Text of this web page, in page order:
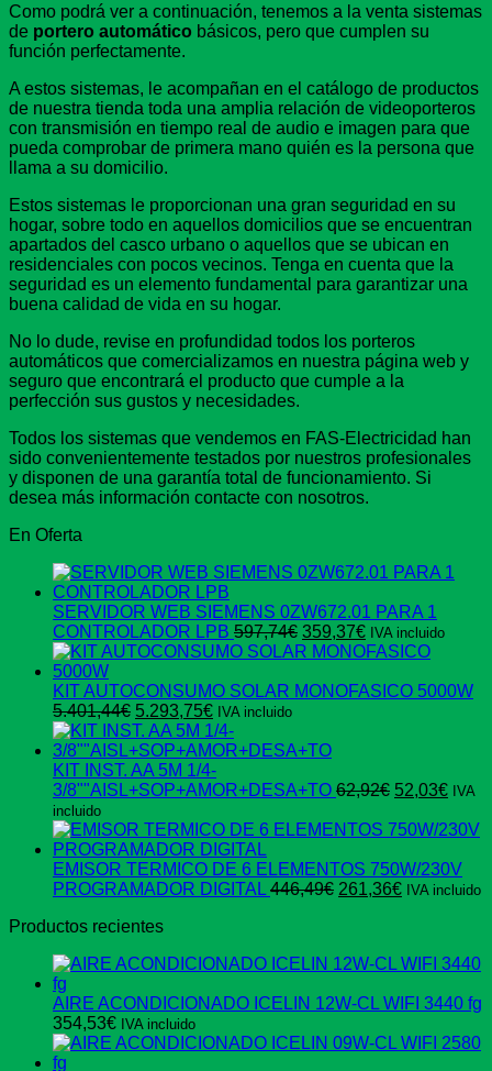
Como podrá ver a continuación, tenemos a la venta sistemas
de portero automático básicos, pero que cumplen su
función perfectamente.
A estos sistemas, le acompañan en el catálogo de productos
de nuestra tienda toda una amplia relación de videoporteros
con transmisión en tiempo real de audio e imagen para que
pueda comprobar de primera mano quién es la persona que
llama a su domicilio.
Estos sistemas le proporcionan una gran seguridad en su
hogar, sobre todo en aquellos domicilios que se encuentran
apartados del casco urbano o aquellos que se ubican en
residenciales con pocos vecinos. Tenga en cuenta que la
seguridad es un elemento fundamental para garantizar una
buena calidad de vida en su hogar.
No lo dude, revise en profundidad todos los porteros
automáticos que comercializamos en nuestra página web y
seguro que encontrará el producto que cumple a la
perfección sus gustos y necesidades.
Todos los sistemas que vendemos en FAS-Electricidad han
sido convenientemente testados por nuestros profesionales
y disponen de una garantía total de funcionamiento. Si
desea más información contacte con nosotros.
En Oferta
SERVIDOR WEB SIEMENS 0ZW672.01 PARA 1
CONTROLADOR LPB 597,74€ El
precio
era:
359,37€El
precio
es:
IVA incluido
KIT AUTOCONSUMO SOLAR MONOFASICO 5000W
5.401,44€ El
precio
original
era:
5.401,44€.
5.293,75€El
precio
actual
es:
5.293,75€.
IVA incluido
KIT INST. AA 5M 1/4-
3/8""AISL+SOP+AMOR+DESA+TO 62,92€ El
original
62,92€.
52,03€ElIVA
incluido
EMISOR TERMICO DE 6 ELEMENTOS 750W/230V
PROGRAMADOR DIGITAL 446,49€ El
446,49€.
261,36€El
261,36€.
IVA incluido
Productos recientes
AIRE ACONDICIONADO ICELIN 12W-CL WIFI 3440 fg
354,53€ IVA incluido